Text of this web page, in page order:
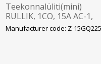
Teekonnalüliti(mini)
RULLIK, 1CO, 15A AC-1,
kruviklemm, Omron